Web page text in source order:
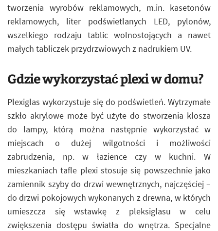
tworzenia wyrobów reklamowych, m.in. kasetonów
reklamowych, liter podświetlanych LED, pylonów,
wszelkiego rodzaju tablic wolnostojących a nawet
małych tabliczek przydrzwiowych z nadrukiem UV.
Gdzie wykorzystać plexi w domu?
Plexiglas wykorzystuje się do podświetleń. Wytrzymałe
szkło akrylowe może być użyte do stworzenia klosza
do lampy, którą można następnie wykorzystać w
miejscach o dużej wilgotności i możliwości
zabrudzenia, np. w łazience czy w kuchni. W
mieszkaniach tafle plexi stosuje się powszechnie jako
zamiennik szyby do drzwi wewnętrznych, najczęściej –
do drzwi pokojowych wykonanych z drewna, w których
umieszcza się wstawkę z pleksiglasu w celu
zwiększenia dostępu światła do wnętrza. Specjalne